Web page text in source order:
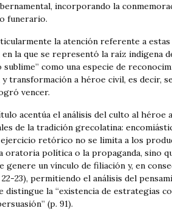
incorporando la
funerario.
la atención referente a
la que se representó la raíz indígena
sublime” como una especie de
transformación a héroe civil, es decir,
vencer.
acentúa el análisis del culto al
de la tradición grecolatina:
ejercicio retórico no se limita a los
oratoria política o la propaganda, sino
genere un vínculo de filiación y, en
22-23), permitiendo el análisis del
distingue la “existencia de estrategias
(p. 91).